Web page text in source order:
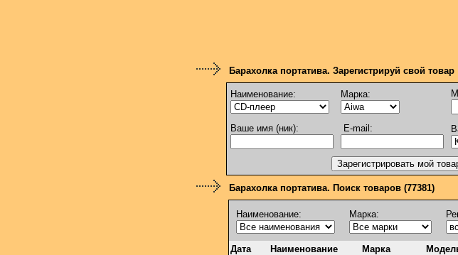
Барахолка портатива. Зарегистрируй свой товар
Наименование: Марка:
Ваше имя (ник): E-mail:
Барахолка портатива. Поиск товаров (77381)
Наименование: Марка:
Дата Наименование Марка